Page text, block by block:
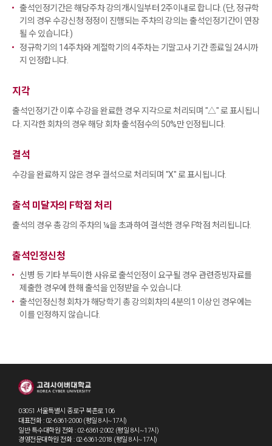
출석인정기간은 해당주차 강의개시일부터 2주이내로 합니다. (단, 정규학
기의 경우 수강신청 정정이 진행되는 주차의 강의는 출석인정기간이 연장
될 수 있습니다.)
정규학기의 14주차와 계절학기의 4주차는 기말고사 기간 종료일 24시까
지 인정합니다.
지각
출석인정기간 이후 수강을 완료한 경우 지각으로 처리되며 "△" 로 표시됩니
다. 지각한 회차의 경우 해당 회차 출석점수의 50%만 인정됩니다.
결석
수강을 완료하지 않은 경우 결석으로 처리되며 "X" 로 표시됩니다.
출석 미달자의 F학점 처리
출석의 경우 총 강의 주차의 ¼을 초과하여 결석한 경우 F학점 처리됩니다.
출석인정신청
신병 등 기타 부득이한 사유로 출석인정이 요구될 경우 관련증빙자료를
제출한 경우에 한해 출석을 인정받을 수 있습니다.
출석인정신청 회차가 해당학기 총 강의회차의 4분의1 이상인 경우에는
이를 인정하지 않습니다.
03051 서울특별시 종로구 북촌로 106
대표전화 : 02-6361-2000 (평일 8시~17시)
일반·특수대학원 전화 : 02-6361-2002 (평일 8시~17시)
경영전문대학원 전화 : 02-6361-2018 (평일 8시~17시)